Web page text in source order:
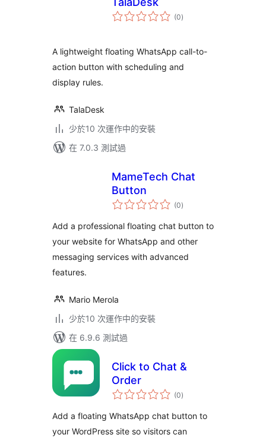
(0總
評)
A lightweight floating WhatsApp call-to-
action button with scheduling and
display rules.
TalaDesk
少於10 次運作中的安裝
在 7.0.3 測試過
MameTech Chat
Button
(0總
評)
Add a professional floating chat button to
your website for WhatsApp and other
messaging services with advanced
features.
Mario Merola
少於10 次運作中的安裝
在 6.9.6 測試過
Click to Chat &
Order
(0總
評)
Add a floating WhatsApp chat button to
your WordPress site so visitors can